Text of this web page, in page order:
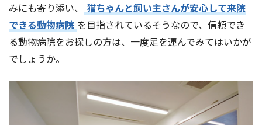
みにも寄り添い、
猫ちゃんと飼い主さんが安心して来院
できる動物病院 を目指されているそうなので、信頼でき
る動物病院をお探しの方は、一度足を運んでみてはいかが
でしょうか。